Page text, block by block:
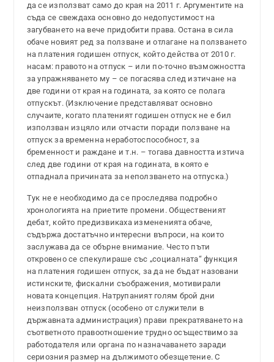
да се използват само до края на 2011 г. Аргументите на
съда се свеждаха основно до недопустимост на
загубването на вече придобити права. Остана в сила
обаче новият ред за ползване и отлагане на ползването
на платения годишен отпуск, който действа от 2010 г.
насам: правото на отпуск – или по-точно възможността
за упражняването му – се погасява след изтичане на
две години от края на годината, за която се полага
отпускът. (Изключение представляват основно
случаите, когато платеният годишен отпуск не е бил
използван изцяло или отчасти поради ползване на
отпуск за временна неработоспособност, за
бременност и раждане и т.н. – тогава давността изтича
след две години от края на годината, в която е
отпаднала причината за неползването на отпуска.)
Тук не е необходимо да се проследява подробно
хронологията на приетите промени. Общественият
дебат, който предизвикаха измененията обаче,
съдържа достатъчно интересни въпроси, на които
заслужава да се обърне внимание. Често пъти
откровено се спекулираше със „социалната“ функция
на платения годишен отпуск, за да не бъдат назовани
истинските, фискални съображения, мотивирали
новата концепция. Натрупаният голям брой дни
неизползван отпуск (особено от служители в
държавната администрация) прави прекратяването на
съответното правоотношение трудно осъществимо за
работодателя или органа по назначаването заради
сериозния размер на дължимото обезщетение. С